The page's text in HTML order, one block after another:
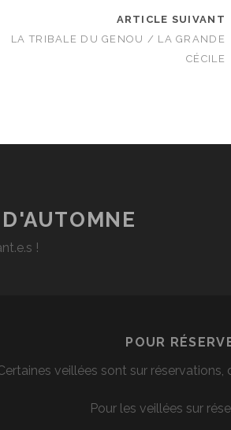
ARTICLE SUIVANT
LA TRIBALE DU GENOU / LA GRANDE
CÉCILE
!
POUR
veillées sont sur réservations,
Pour les veillées sur